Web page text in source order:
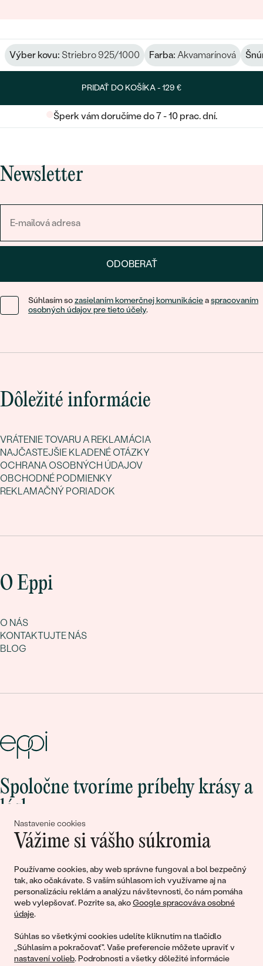
Nastavenie cookies
Vážime si vášho súkromia
Používame cookies, aby web správne fungoval a bol bezpečný
tak, ako očakávate. S vaším súhlasom ich využívame aj na
personalizáciu reklám a analýzu návštevnosti, čo nám pomáha
web vylepšovať. Pozrite sa, akoGoogle spracováva osobné
údaje.
Súhlas so všetkými cookies udelíte kliknutím na tlačidlo
„Súhlasím a pokračovať". Vaše preferencie môžete upraviť v
nastavení volieb. Podrobnosti a všetky dôležité informácie
Výber kovu: Striebro 925/1000 Farba: Akvamarínová
PRIDAŤ DO KOŠÍKA -129 €
Šperk vám doručíme do 7 - 10 prac. dní.
Newsletter
ODOBERAŤ
Súhlasím sozasielaním komerčnej komunikácieaspracovaním
osobných údajov pre tieto účely.
Dôležité informácie
VRÁTENIE TOVARU A REKLAMÁCIA
NAJČASTEJŠIE KLADENÉ OTÁZKY
OCHRANA OSOBNÝCH ÚDAJOV
OBCHODNÉ PODMIENKY
REKLAMAČNÝ PORIADOK
O Eppi
O NÁS
KONTAKTUJTE NÁS
BLOG
Spoločne tvoríme príbehy krásy a
lásky
Pripojte sa k nám!
© 2011 - 2026, Eppi.sk